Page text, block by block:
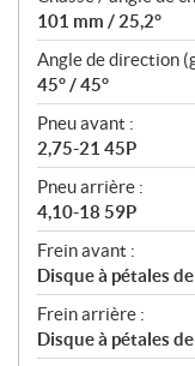
101 mm / 25,2°
Angle de direction
45° / 45°
Pneu avant :
2,75-21 45P
Pneu arrière :
4,10-18 59P
Frein avant :
Disque à pétales
Frein arrière :
Disque à pétales